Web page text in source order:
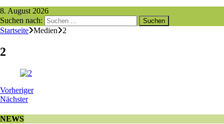
8. August 2026
Suchen nach:
Startseite Medien 2
2
Vorheriger
Nächster
NEWS